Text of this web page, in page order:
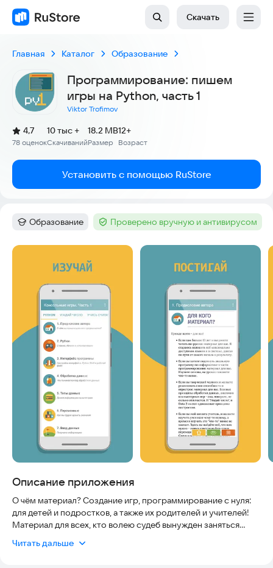
Скачать
Главная Каталог Образование
Программирование: пишем
игры на Python, часть 1
Viktor Trofimov
Рейтинг:
4,7
(
78 оценок
)
Скачиваний
10 тыс +
Размер
18.2 MB
Возраст
12+
Установить с помощью RuStore
Категория:
Образование Тег :Проверено вручную и антивирусом
Скриншоты
Описание приложения
О чём материал? Создание игр, программирование с нуля:
для детей и подростков, а также их родителей и учителей!
Материал для всех, кто волею судеб вынужден заняться
увлекающийся человек, которому интересно изучать что-то
Читать дальше